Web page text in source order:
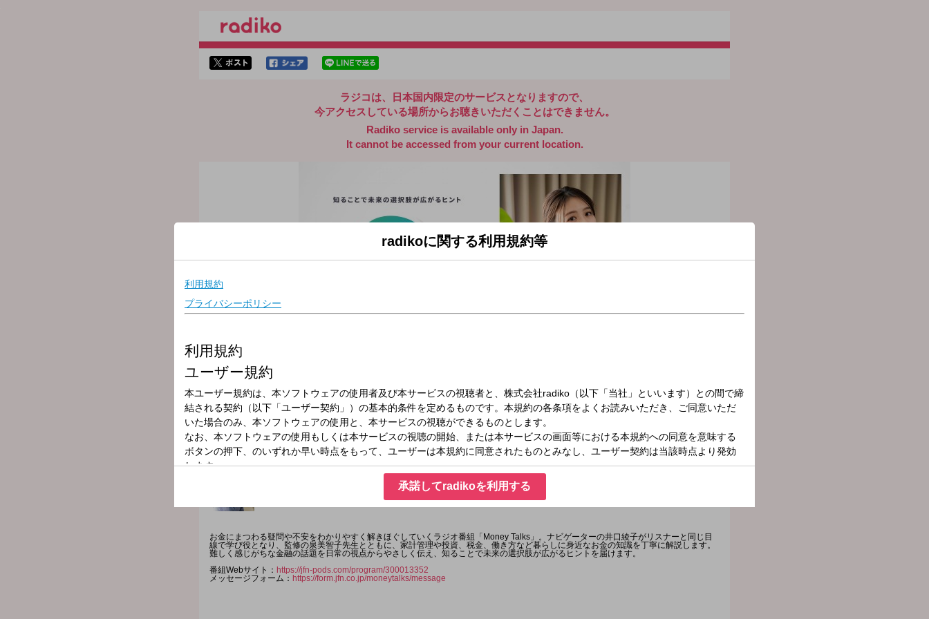
ラジコは、日本国内限定のサービスとなりますので、
今アクセスしている場所からお聴きいただくことはできません。
Radiko service is available only in Japan.
It cannot be accessed from your current location.
放送局
放送時間
2026年6月10日（水）10:55～11:00
番組名
Money Talks
お金にまつわる疑問や不安をわかりやすく解きほぐしていくラジオ番組「Money Talks」。ナビゲーターの井口綾子がリスナーと同じ目
線で学び役となり、監修の泉美智子先生とともに、家計管理や投資、税金、働き方など暮らしに身近なお金の知識を丁寧に解説します。
難しく感じがちな金融の話題を日常の視点からやさしく伝え、知ることで未来の選択肢が広がるヒントを届けます。
番組Webサイト： https://jfn-pods.com/program/300013352
メッセージフォーム： https://form.jfn.co.jp/moneytalks/message
radikoに関する利用規約等
承諾してradikoを利用する